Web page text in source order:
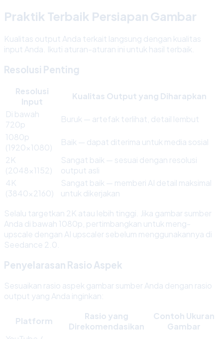
Praktik Terbaik Persiapan Gambar
Kualitas output Anda terkait langsung dengan kualitas
input Anda. Ikuti aturan-aturan ini untuk hasil terbaik.
Resolusi Penting
Resolusi
Input
Kualitas Output yang Diharapkan
Di bawah
720p
Buruk — artefak terlihat, detail lembut
1080p
(1920x1080)
Baik — dapat diterima untuk media sosial
2K
(2048x1152)
Sangat baik — sesuai dengan resolusi
output asli
4K
(3840x2160)
Sangat baik — memberi AI detail maksimal
untuk dikerjakan
Selalu targetkan 2K atau lebih tinggi. Jika gambar sumber
Anda di bawah 1080p, pertimbangkan untuk meng-
upscale dengan AI upscaler sebelum menggunakannya di
Seedance 2.0.
Penyelarasan Rasio Aspek
Sesuaikan rasio aspek gambar sumber Anda dengan rasio
output yang Anda inginkan:
Platform
Rasio yang
Direkomendasikan
Contoh Ukuran
Gambar